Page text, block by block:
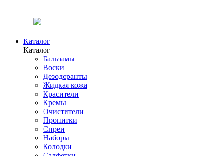
Каталог
Каталог
Бальзамы
Воски
Дезодоранты
Жидкая кожа
Красители
Кремы
Очистители
Пропитки
Спреи
Наборы
Колодки